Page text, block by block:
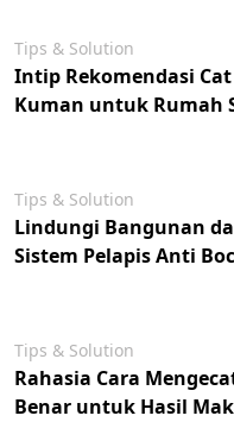
Tips & Solution
Intip Rekomendasi
Kuman untuk Rumah
Tips & Solution
Lindungi Bangunan
Sistem Pelapis Anti
Tips & Solution
Rahasia Cara
Benar untuk Hasil